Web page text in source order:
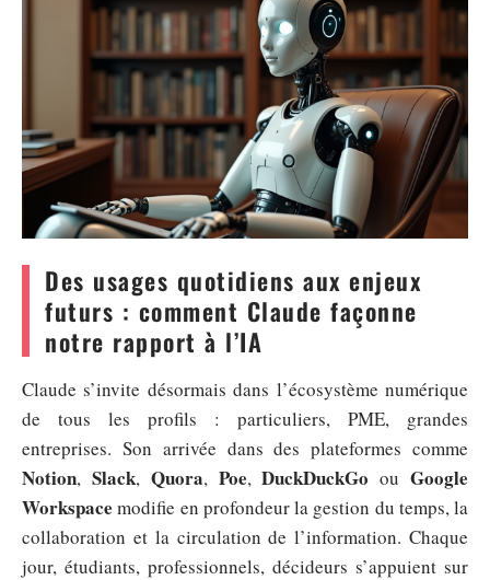
Des usages quotidiens aux enjeux
futurs : comment Claude façonne
notre rapport à l’IA
Claude s’invite désormais dans l’écosystème numérique
de tous les profils : particuliers, PME, grandes
entreprises. Son arrivée dans des plateformes comme
Notion, Slack, Quora, Poe,DuckDuckGo ouGoogle
Workspace modifie en profondeur la gestion du temps, la
collaboration et la circulation de l’information. Chaque
jour, étudiants, professionnels, décideurs s’appuient sur